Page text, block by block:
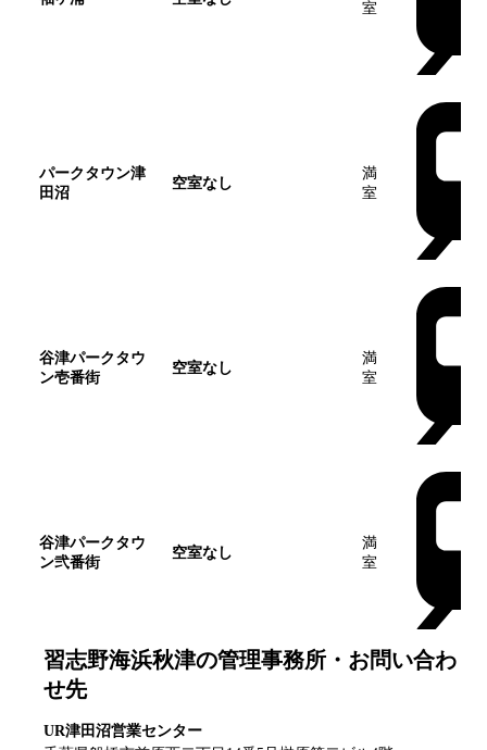
室
パークタウン津
田沼
空室なし
満
室
谷津パークタウ
ン壱番街
空室なし
満
室
谷津パークタウ
ン弐番街
空室なし
満
室
習志野海浜秋津の管理事務所・お問い合わ
せ先
UR津田沼営業センター